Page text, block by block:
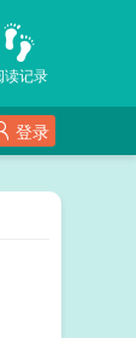
读记录
登录